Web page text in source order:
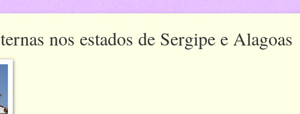
nos estados de Sergipe e Alagoas